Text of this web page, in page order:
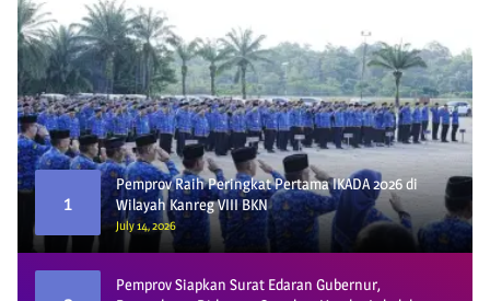
1
Pemprov Raih Peringkat Pertama IKADA 2026 di
Wilayah Kanreg VIII BKN
July 14, 2026
Pemprov Siapkan Surat Edaran Gubernur,